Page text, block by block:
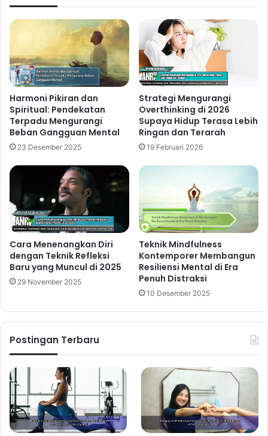
Harmoni Pikiran dan
Spiritual: Pendekatan
Terpadu Mengurangi
Beban Gangguan Mental
23 Desember 2025
Strategi Mengurangi
Overthinking di 2026
Supaya Hidup Terasa Lebih
Ringan dan Terarah
19 Februari 2026
Cara Menenangkan Diri
dengan Teknik Refleksi
Baru yang Muncul di 2025
29 November 2025
Teknik Mindfulness
Kontemporer Membangun
Resiliensi Mental di Era
Penuh Distraksi
10 Desember 2025
Postingan Terbaru